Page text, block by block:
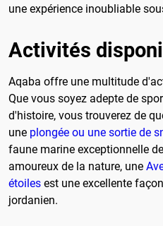
une expérience inoubliable
Activités
Aqaba offre une multitude
Que vous soyez adepte de
d'histoire, vous trouverez de
une plongée ou une sortie de
faune marine exceptionnelle
amoureux de la nature, une
étoiles est une excellente
jordanien.